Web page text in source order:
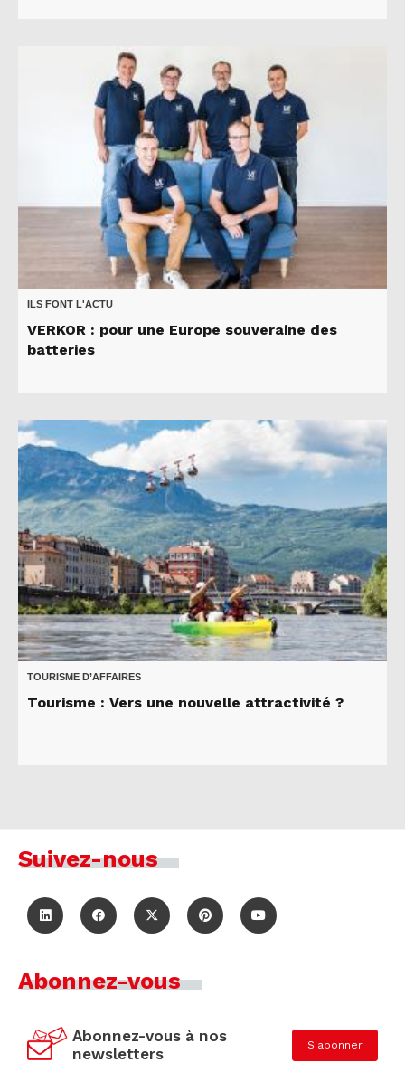
ILS FONT L'ACTU
VERKOR : pour une Europe souveraine des
batteries
TOURISME D’AFFAIRES
Tourisme : Vers une nouvelle attractivité ?
Suivez-nous
Abonnez-vous
Abonnez-vous à nos
newsletters
S'abonner